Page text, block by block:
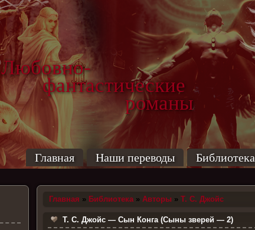
Любовно-
фантастические
романы
Главная Наши переводы Библиотека
Главная » Библиотека» Авторы » Т. С. Джойс
Т. С. Джойс — Сын Конга (Сыны зверей — 2)